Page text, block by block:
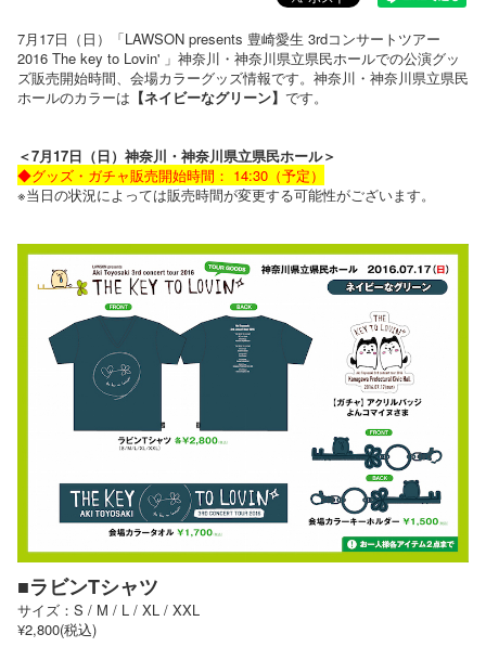
7月17日（日）「LAWSON presents 豊崎愛生 3rdコンサートツアー
2016 The key to Lovin' 」神奈川・神奈川県立県民ホールでの公演グッ
ズ販売開始時間、会場カラーグッズ情報です。神奈川・神奈川県立県民
ホールのカラーは 【ネイビーなグリーン】 です。
＜7月17日（日）神奈川・神奈川県立県民ホール＞
◆グッズ・ガチャ販売開始時間： 14:30（予定）
※当日の状況によっては販売時間が変更する可能性がございます。
■ラビンTシャツ
サイズ：S / M / L / XL / XXL
¥2,800(税込)